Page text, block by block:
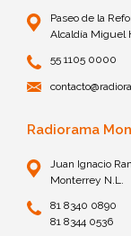
Paseo de la
Alcaldía Miguel
55 1105 0000
Radiorama
Juan Ignacio
Monterrey N.L.
81 8340 0890
81 8344 0536